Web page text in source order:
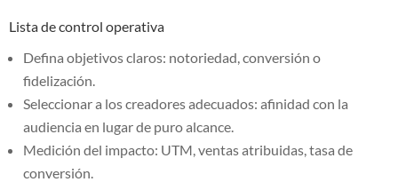
Lista de control operativa
Defina objetivos claros: notoriedad, conversión o
fidelización.
Seleccionar a los creadores adecuados: afinidad con la
audiencia en lugar de puro alcance.
Medición del impacto: UTM, ventas atribuidas, tasa de
conversión.